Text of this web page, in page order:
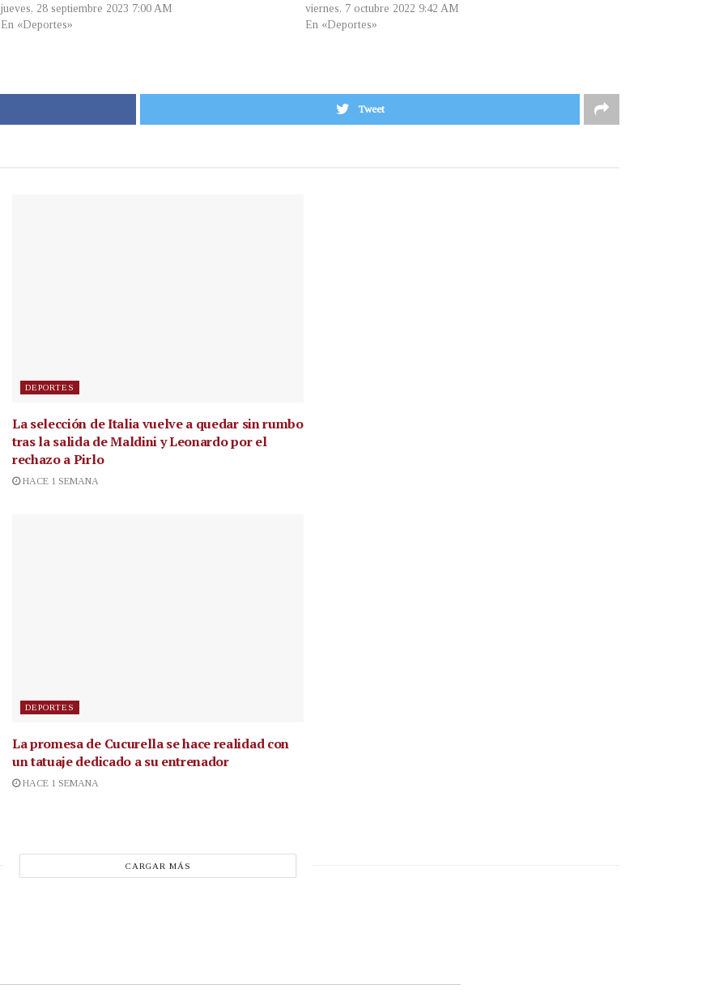
jueves, 28 septiembre 2023 7:00 AM
En «Deportes»
viernes, 7 octubre 2022 9:42 AM
En «Deportes»
Tweet
DEPORTES
La selección de Italia vuelve a quedar sin rumbo
tras la salida de Maldini y Leonardo por el
rechazo a Pirlo
HACE 1 SEMANA
DEPORTES
La promesa de Cucurella se hace realidad con
un tatuaje dedicado a su entrenador
HACE 1 SEMANA
CARGAR MÁS